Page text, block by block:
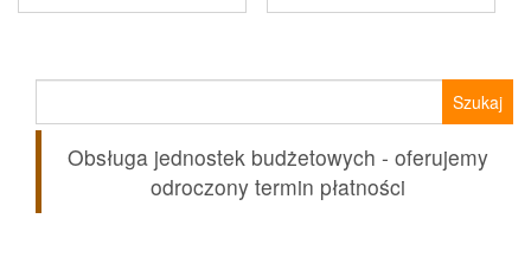
Obsługa jednostek budżetowych - oferujemy
odroczony termin płatności